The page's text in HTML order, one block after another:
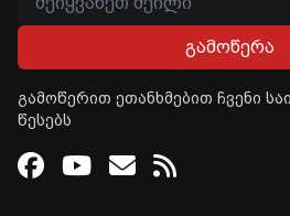
გამოწერა
გამოწერით ეთანხმებით ჩვენი
წესებს
Facebook
Youtube
Email
RSS